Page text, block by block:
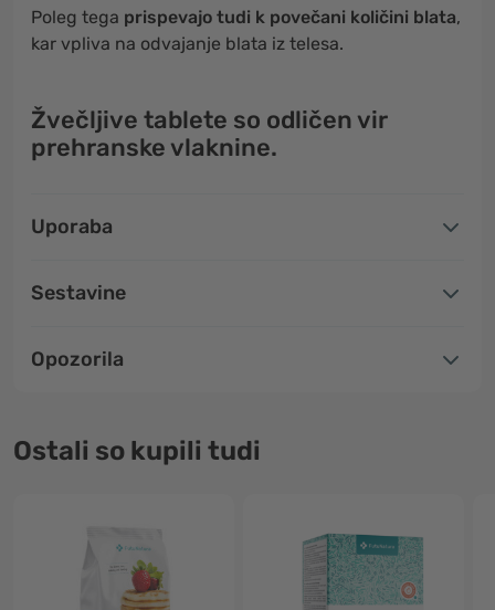
Poleg tega prispevajo tudi k povečani količini blata,
kar vpliva na odvajanje blata iz telesa.
Žvečljive tablete so odličen vir
prehranske vlaknine.
Uporaba
Sestavine
Opozorila
Ostali so kupili tudi